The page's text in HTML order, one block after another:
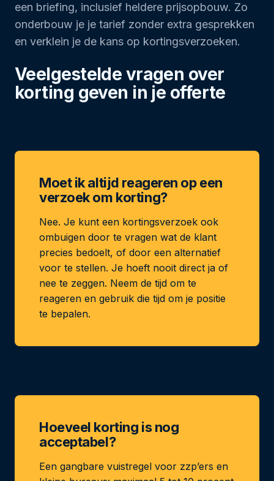
een briefing, inclusief heldere prijsopbouw. Zo
onderbouw je je tarief zonder extra gesprekken
en verklein je de kans op kortingsverzoeken.
Veelgestelde vragen over
korting geven in je offerte
Moet ik altijd reageren op een
verzoek om korting?
Nee. Je kunt een kortingsverzoek ook
ombuigen door te vragen wat de klant
precies bedoelt, of door een alternatief
voor te stellen. Je hoeft nooit direct ja of
nee te zeggen. Neem de tijd om te
reageren en gebruik die tijd om je positie
te bepalen.
Hoeveel korting is nog
acceptabel?
Een gangbare vuistregel voor zzp’ers en